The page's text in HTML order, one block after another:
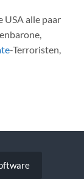
USA alle paar
-Terroristen,